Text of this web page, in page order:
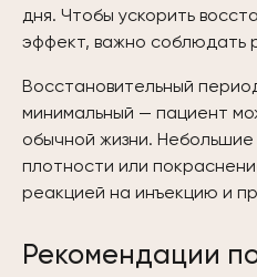
дня. Чтобы ускорить
эффект, важно соблюдать
Восстановительный
минимальный — пациент
обычной жизни. Небольшие
плотности или
реакцией на инъекцию и
Рекомендации